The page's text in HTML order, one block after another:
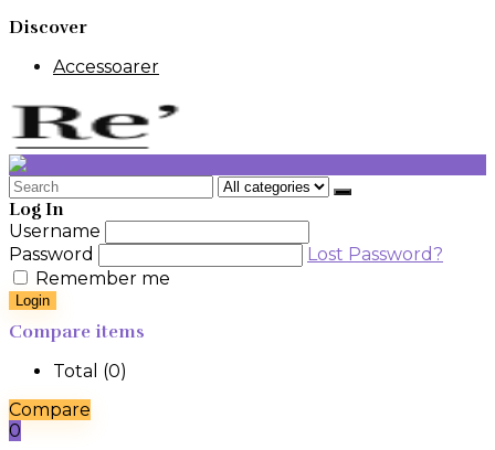
Discover
Accessoarer
Search
for:
Log In
Username
Password
Lost Password?
Remember me
Login
Compare items
Total (0)
Compare
0